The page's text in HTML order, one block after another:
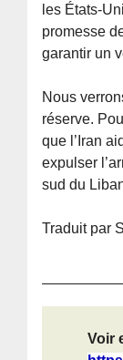
les États-
promesse
garantir un
Nous
réserve.
que l’Iran
expulser
sud du
Traduit par
Voir